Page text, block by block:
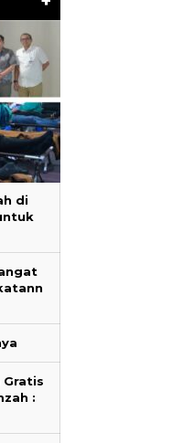
di
Gratis
: